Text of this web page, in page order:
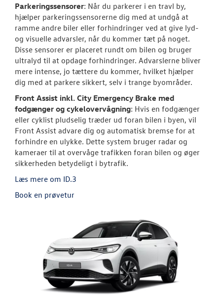
Den nye
Garanti
NYE VAREBILER
BRUGTE BILER
VÆRKSTED
JOB OG
RESERVEDELE
Parkeringssensorer: Når du parkerer i en travl by,
hjælper parkeringssensorerne dig med at undgå at
ramme andre biler eller forhindringer ved at give lyd-
og visuelle advarsler, når du kommer tæt på noget.
Disse sensorer er placeret rundt om bilen og bruger
ultralyd til at opdage forhindringer. Advarslerne bliver
mere intense, jo tættere du kommer, hvilket hjælper
dig med at parkere sikkert, selv i trange byområder.
Front Assist inkl. City Emergency Brake med
fodgænger og cykelovervågning: Hvis en fodgænger
eller cyklist pludselig træder ud foran bilen i byen, vil
Front Assist advare dig og automatisk bremse for at
forhindre en ulykke. Dette system bruger radar og
kameraer til at overvåge trafikken foran bilen og øger
sikkerheden betydeligt i bytrafik.
Læs mere om ID.3
Book en prøvetur